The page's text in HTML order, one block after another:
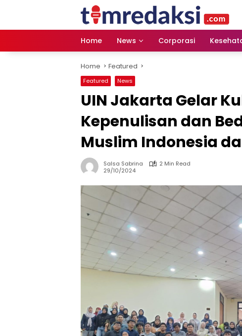
Home News Corporasi
Home Featured
Featured News
UIN Jakarta Gelar
Kepenulisan dan
Muslim Indonesia
Salsa Sabrina
2 Min Read
29/10/2024